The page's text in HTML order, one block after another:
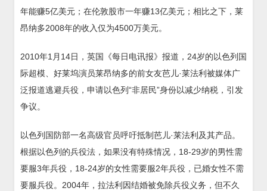
年能赚5亿美元；在伦敦股市一年赚13亿美元；相比之下，莱
昂纳多2008年的收入仅为4500万美元。
2010年1月14日，英国《每日电讯报》报道，24岁的以色列国
际超模、好莱坞演员莱昂纳多的前女友芭儿·莱法利被媒体广
泛报道逃避兵役，申请以色列“非居民”身份以减少纳税，引发
争议。
以色列国防部一名高级官员呼吁抵制芭儿·莱法利及其产品。
根据以色列的兵役法，如果没有特殊情况，18-29岁的男性需
要服3年兵役，18-24岁的女性需要服2年兵役，已婚女性不需
要服兵役。2004年，拉法利因结婚被免除兵役义务，但不久